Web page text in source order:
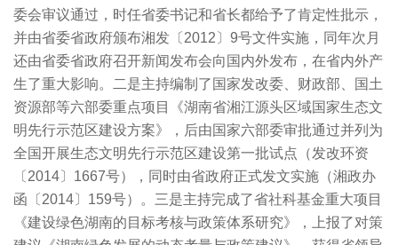
委会审议通过，时任省委书记和省长都给予了肯定性批示，
并由省委省政府颁布湘发〔2012〕9号文件实施，同年次月
还由省委省政府召开新闻发布会向国内外发布，在省内外产
生了重大影响。二是主持编制了国家发改委、财政部、国土
资源部等六部委重点项目《湖南省湘江源头区域国家生态文
明先行示范区建设方案》，后由国家六部委审批通过并列为
全国开展生态文明先行示范区建设第一批试点（发改环资
〔2014〕1667号），同时由省政府正式发文实施（湘政办
函〔2014〕159号）。三是主持完成了省社科基金重大项目
《建设绿色湖南的目标考核与政策体系研究》，上报了对策